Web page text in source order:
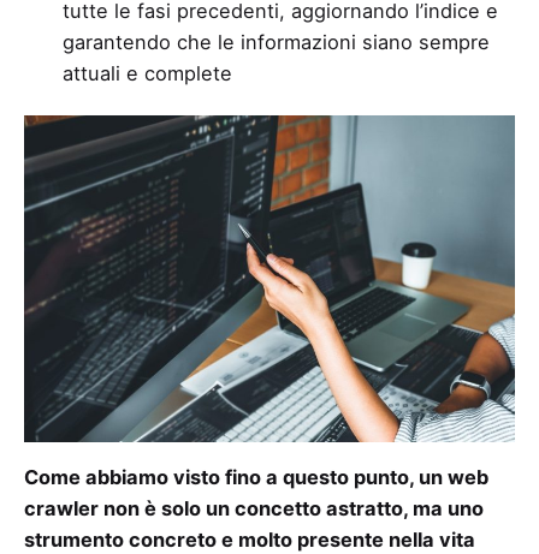
tutte le fasi precedenti, aggiornando l’indice e
garantendo che le informazioni siano sempre
attuali e complete
Come abbiamo visto fino a questo punto, un web
crawler non è solo un concetto astratto, ma uno
strumento concreto e molto presente nella vita